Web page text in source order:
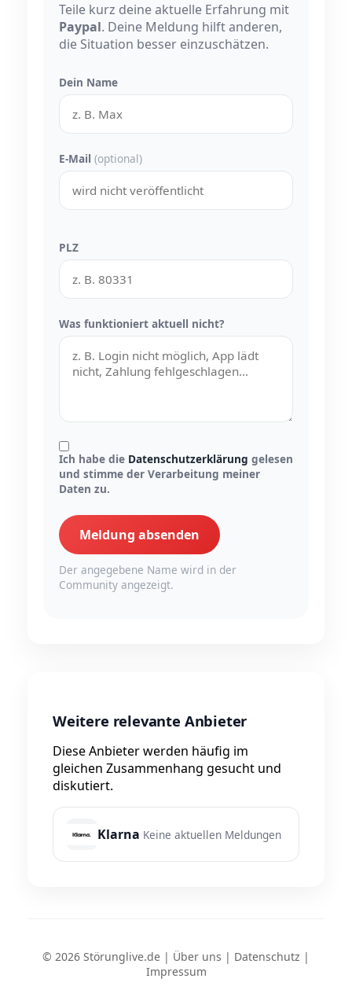
Teile kurz deine aktuelle Erfahrung mit
Paypal. Deine Meldung hilft anderen,
die Situation besser einzuschätzen.
Dein Name
E-Mail (optional)
PLZ
Was funktioniert aktuell nicht?
Ich habe die Datenschutzerklärung gelesen
und stimme der Verarbeitung meiner
Daten zu.
Meldung absenden
Der angegebene Name wird in der
Community angezeigt.
Weitere relevante Anbieter
Diese Anbieter werden häufig im
gleichen Zusammenhang gesucht und
diskutiert.
Klarna Keine aktuellen Meldungen
© 2026 Störunglive.de | Über uns | Datenschutz |
Impressum